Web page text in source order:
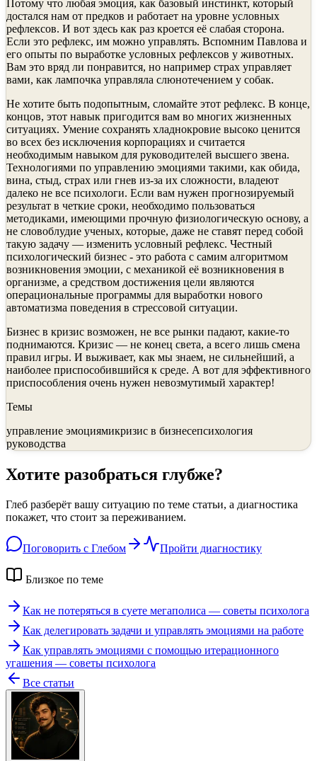
Потому что любая эмоция, как базовый инстинкт, который
достался нам от предков и работает на уровне условных
рефлексов. И вот здесь как раз кроется её слабая сторона.
Если это рефлекс, им можно управлять. Вспомним Павлова и
его опыты по выработке условных рефлексов у животных.
Вам это вряд ли понравится, но например страх управляет
вами, как лампочка управляла слюнотечением у собак.
Не хотите быть подопытным, сломайте этот рефлекс. В конце,
концов, этот навык пригодится вам во многих жизненных
ситуациях. Умение сохранять хладнокровие высоко ценится
во всех без исключения корпорациях и считается
необходимым навыком для руководителей высшего звена.
Технологиями по управлению эмоциями такими, как обида,
вина, стыд, страх или гнев из-за их сложности, владеют
далеко не все психологи. Если вам нужен прогнозируемый
результат в четкие сроки, необходимо пользоваться
методиками, имеющими прочную физиологическую основу, а
не словоблудие ученых, которые, даже не ставят перед собой
такую задачу — изменить условный рефлекс. Честный
психологический бизнес - это работа с самим алгоритмом
возникновения эмоции, с механикой её возникновения в
организме, а средством достижения цели являются
операциональные программы для выработки нового
автоматизма поведения в стрессовой ситуации.
Бизнес в кризис возможен, не все рынки падают, какие-то
поднимаются. Кризис — не конец света, а всего лишь смена
правил игры. И выживает, как мы знаем, не сильнейший, а
наиболее приспособившийся к среде. А вот для эффективного
приспособления очень нужен невозмутимый характер!
Темы
управление эмоциямикризис в бизнесепсихология
руководства
Хотите разобраться глубже?
Глеб разберёт вашу ситуацию по теме статьи, а диагностика
покажет, что стоит за переживанием.
Поговорить с Глебом Пройти диагностику
Близкое по теме
Как не потеряться в суете мегаполиса — советы психолога
Как делегировать задачи и управлять эмоциями на работе
Как управлять эмоциями с помощью итерационного
угашения — советы психолога
Все статьи